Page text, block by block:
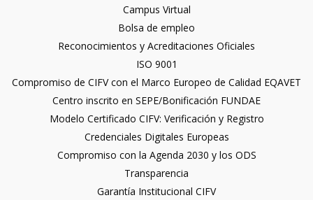
Campus Virtual
Bolsa de empleo
Reconocimientos y Acreditaciones Oficiales
ISO 9001
Compromiso de CIFV con el Marco Europeo de Calidad EQAVET
Centro inscrito en SEPE/Bonificación FUNDAE
Modelo Certificado CIFV: Verificación y Registro
Credenciales Digitales Europeas
Compromiso con la Agenda 2030 y los ODS
Transparencia
Garantía Institucional CIFV